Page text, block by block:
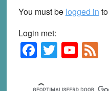
You must be logged in
Login met:
Primary
Sidebar
F
a
c
T
wi
tt
Y
o
u
F
e